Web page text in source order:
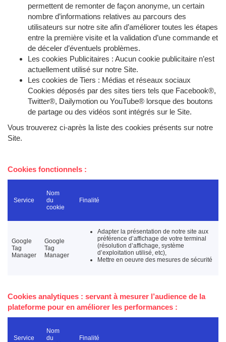
permettent de remonter de façon anonyme, un certain
nombre d’informations relatives au parcours des
utilisateurs sur notre site afin d’améliorer toutes les étapes
entre la première visite et la validation d’une commande et
de déceler d’éventuels problèmes.
Les cookies Publicitaires : Aucun cookie publicitaire n’est
actuellement utilisé sur notre Site.
Les cookies de Tiers : Médias et réseaux sociaux
Cookies déposés par des sites tiers tels que Facebook®,
Twitter®, Dailymotion ou YouTube® lorsque des boutons
de partage ou des vidéos sont intégrés sur le Site.
Vous trouverez ci-après la liste des cookies présents sur notre
Site.
Cookies fonctionnels :
Service
Nom
du
cookie
Finalité
Google
Tag
Manager
Google
Tag
Manager
Adapter la présentation de notre site aux
préférence d’affichage de votre terminal
(résolution d’affichage, système
d’exploitation utilisé, etc),
Mettre en oeuvre des mesures de sécurité
Cookies analytiques : servant à mesurer l’audience de la
plateforme pour en améliorer les performances :
Service
Nom
du
Finalité